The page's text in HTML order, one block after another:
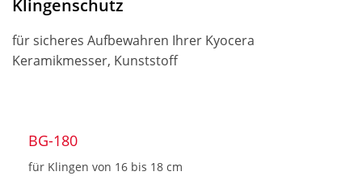
Klingenschutz
für sicheres Aufbewahren Ihrer Kyocera
Keramikmesser, Kunststoff
BG-180
für Klingen von 16 bis 18 cm